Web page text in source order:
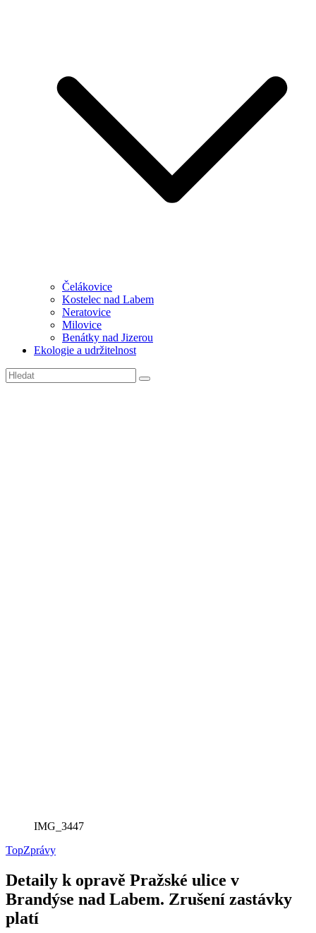
Čelákovice
Kostelec nad Labem
Neratovice
Milovice
Benátky nad Jizerou
Ekologie a udržitelnost
IMG_3447
TopZprávy
Detaily k opravě Pražské ulice v
Brandýse nad Labem. Zrušení zastávky
platí